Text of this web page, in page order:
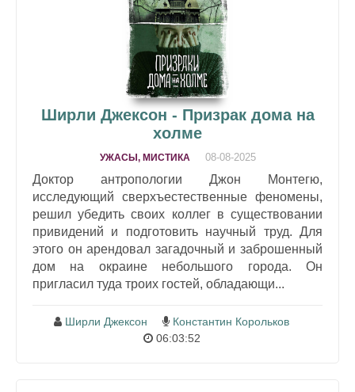
Ширли Джексон - Призрак дома на
холме
УЖАСЫ, МИСТИКА 08-08-2025
Доктор антропологии Джон Монтегю,
исследующий сверхъестественные феномены,
решил убедить своих коллег в существовании
привидений и подготовить научный труд. Для
этого он арендовал загадочный и заброшенный
дом на окраине небольшого города. Он
пригласил туда троих гостей, обладающи...
Ширли Джексон
Константин Корольков
06:03:52